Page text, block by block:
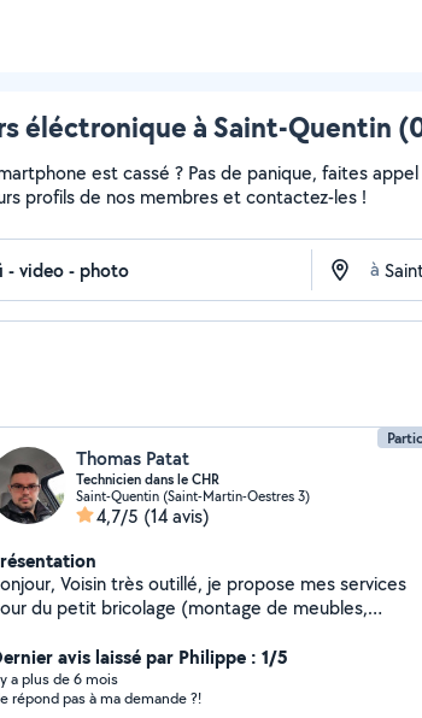
éléctronique à Saint-Quentin
est cassé ? Pas de panique, faites
profils de nos membres et contactez-les !
à
Thomas Patat
Technicien dans le CHR
Saint-Quentin (Saint-Martin-Oestres 3)
4,7/5 (14 avis)
Voisin très outillé, je propose mes services
du petit bricolage (montage de meubles,
(courses, déplacements). Suite à une
du dos, je ne porte pas de charges lourdes,
je privilégie un travail de précision et de qualité.
avis laissé par Philippe : 1/5
a plus de 6 mois
répond pas à ma demande ?!